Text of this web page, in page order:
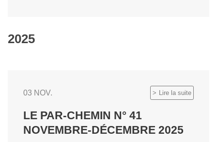
2025
Lire la suite
03 NOV.
LE PAR-CHEMIN N° 41
NOVEMBRE-DÉCEMBRE 2025